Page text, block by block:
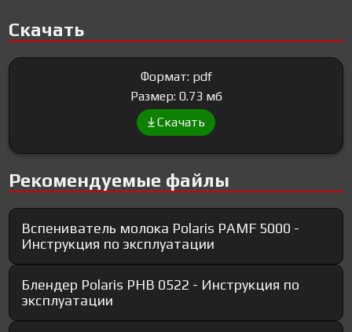
Скачать
Формат: pdf
Размер: 0.73 мб
Скачать
Рекомендуемые файлы
Вспениватель молока Polaris PAMF 5000 -
Инструкция по эксплуатации
Блендер Polaris PHB 0522 - Инструкция по
эксплуатации